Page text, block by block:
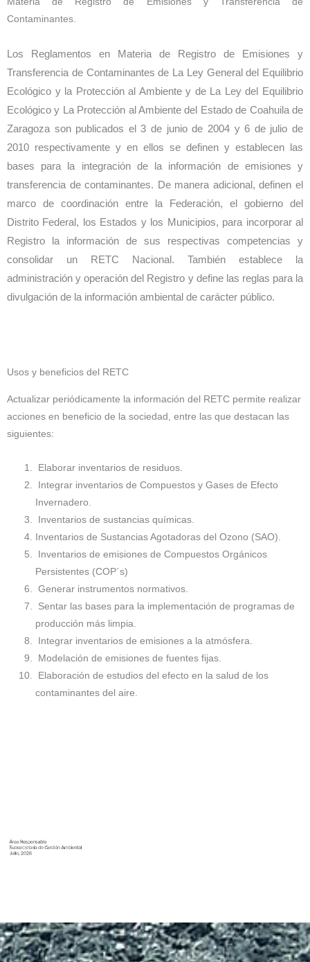
Contaminantes.
Los Reglamentos en Materia de Registro de Emisiones y
Transferencia de Contaminantes de La Ley General del Equilibrio
Ecológico y la Protección al Ambiente y de La Ley del Equilibrio
Ecológico y La Protección al Ambiente del Estado de Coahuila de
Zaragoza son publicados el 3 de junio de 2004 y 6 de julio de
2010 respectivamente y en ellos se definen y establecen las
bases para la integración de la información de emisiones y
transferencia de contaminantes. De manera adicional, definen el
marco de coordinación entre la Federación, el gobierno del
Distrito Federal, los Estados y los Municipios, para incorporar al
Registro la información de sus respectivas competencias y
consolidar un RETC Nacional. También establece la
administración y operación del Registro y define las reglas para la
divulgación de la información ambiental de carácter público.
Usos y beneficios del RETC
Actualizar periódicamente la información del RETC permite realizar
acciones en beneficio de la sociedad, entre las que destacan las
siguientes:
Elaborar inventarios de residuos.
Integrar inventarios de Compuestos y Gases de Efecto
Invernadero.
Inventarios de sustancias químicas.
Inventarios de Sustancias Agotadoras del Ozono (SAO).
Inventarios de emisiones de Compuestos Orgánicos
Persistentes (COP´s)
Generar instrumentos normativos.
Sentar las bases para la implementación de programas de
producción más limpia.
Integrar inventarios de emisiones a la atmósfera.
Modelación de emisiones de fuentes fijas.
Elaboración de estudios del efecto en la salud de los
contaminantes del aire.